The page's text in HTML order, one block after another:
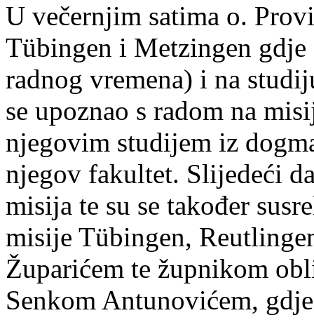
U večernjim satima o.
Tübingen i Metzingen gdje
radnog vremena) i na
se upoznao s radom na
njegovim studijem iz
njegov fakultet. Slijedeći
misija te su se također
misije Tübingen,
Župarićem te župnikom
Senkom Antunovićem,